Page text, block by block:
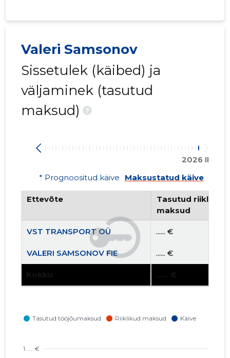
Valeri Samsonov
Sissetulek (käibed) ja
väljaminek (tasutud
maksud)
?
2026 II
* Prognoositud käive
Maksustatud käive
Ettevõte
Tasutud riiklikud
maksud
VST TRANSPORT OÜ ...... €
VALERI SAMSONOV FIE ...... €
Kokku ...... €